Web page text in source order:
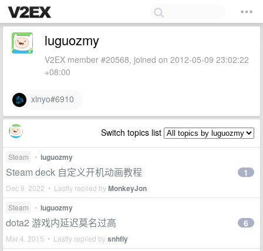
luguozmy
V2EX member #20568, joined on 2012-05-09 23:02:22
+08:00
xinyo#6910
Switch topics list
Steam • luguozmy
Steam deck 自定义开机动画教程
Dec 9, 2022 • Lastly replied byMonkeyJon
1
Steam • luguozmy
dota2 游戏内延迟莫名过高
Mar 4, 2015 • Lastly replied bysnhfly
6